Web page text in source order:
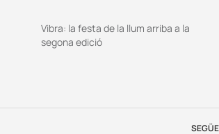
Vibra: la festa de la llum arriba a la
segona edició